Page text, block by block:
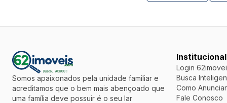
Somos apaixonados pela unidade familiar e
acreditamos que o bem mais abençoado que
uma família deve possuir é o seu lar
Institucional
Login
Busca
Como Anunciar
Fale Conosco